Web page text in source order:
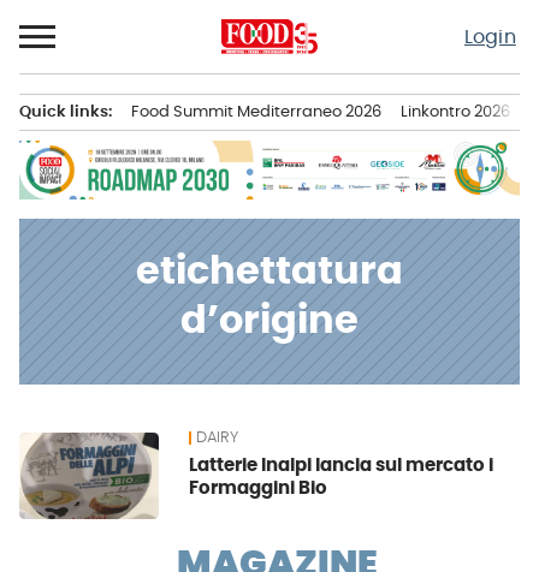
al
contenuto
Login
principale
Quick links: Food Summit Mediterraneo 2026 Linkontro 2026
etichettatura
d’origine
News DAIRY
Latterie Inalpi lancia sul mercato i
Formaggini Bio
MAGAZINE